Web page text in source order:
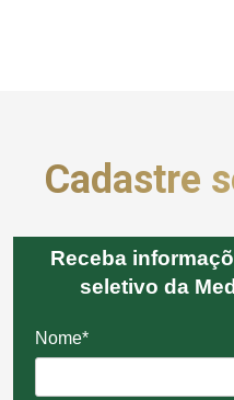
Cadastre
Receba
seletivo da
Nome*